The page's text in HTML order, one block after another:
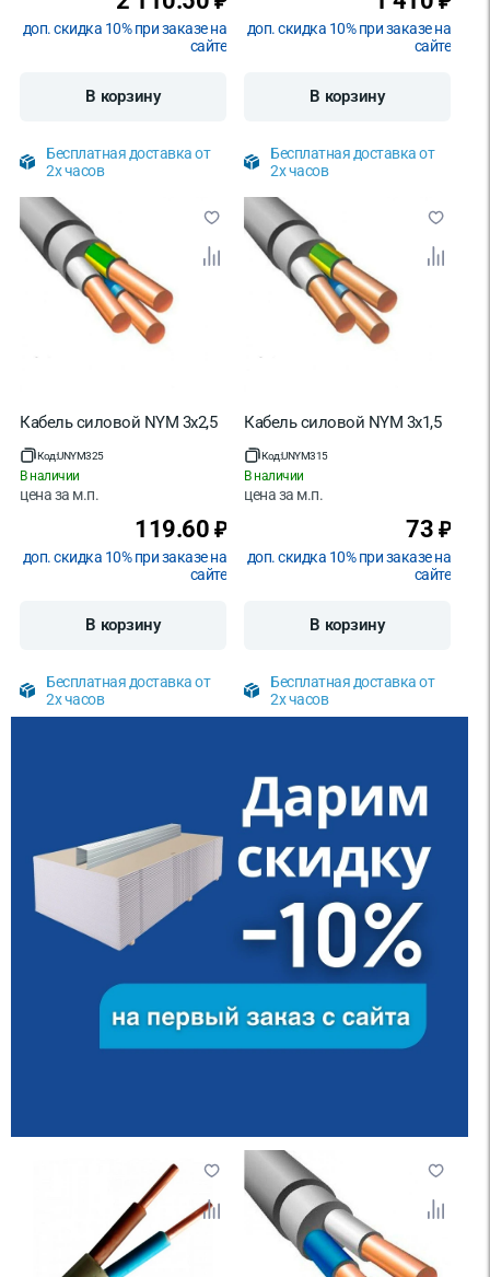
доп. скидка 10% при заказе на
сайте
В корзину
Бесплатная доставка от
2х часов
доп. скидка 10% при заказе на
сайте
В корзину
Бесплатная доставка от
2х часов
Кабель силовой NYM 3х2,5
Код:UNYM325
В наличии
цена за м.п.
119.60 ₽
доп. скидка 10% при заказе на
сайте
В корзину
Бесплатная доставка от
2х часов
Кабель силовой NYM 3х1,5
Код:UNYM315
В наличии
цена за м.п.
73 ₽
доп. скидка 10% при заказе на
сайте
В корзину
Бесплатная доставка от
2х часов